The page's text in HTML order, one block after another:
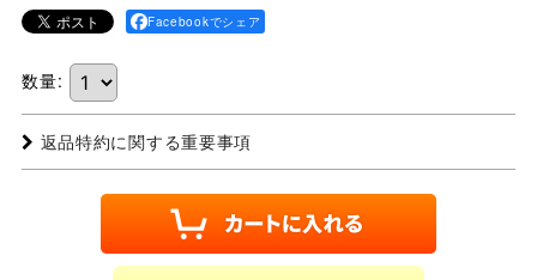
Facebookでシェア
数量:
返品特約に関する重要事項